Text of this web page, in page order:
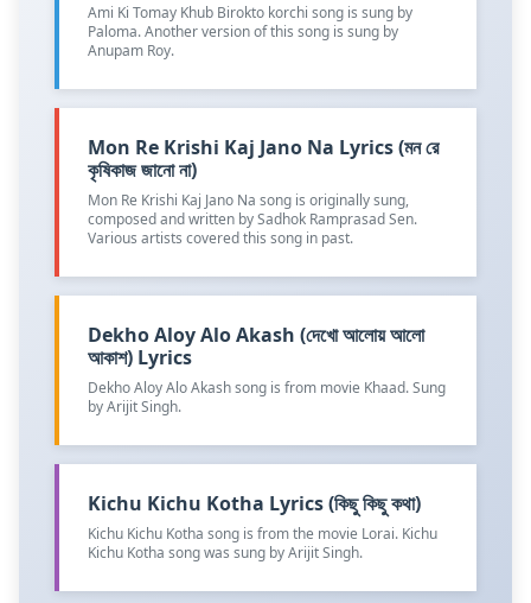
Ami Ki Tomay Khub Birokto korchi song is sung by
Paloma. Another version of this song is sung by
Anupam Roy.
Mon Re Krishi Kaj Jano Na Lyrics (মন রে
কৃষিকাজ জানো না)
Mon Re Krishi Kaj Jano Na song is originally sung,
composed and written by Sadhok Ramprasad Sen.
Various artists covered this song in past.
Dekho Aloy Alo Akash (দেখো আলোয় আলো
আকাশ) Lyrics
Dekho Aloy Alo Akash song is from movie Khaad. Sung
by Arijit Singh.
Kichu Kichu Kotha Lyrics (কিছু কিছু কথা)
Kichu Kichu Kotha song is from the movie Lorai. Kichu
Kichu Kotha song was sung by Arijit Singh.